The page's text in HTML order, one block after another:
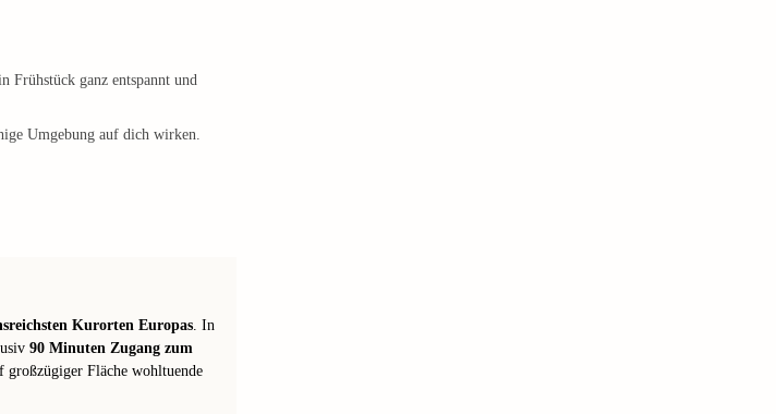
Frühstück ganz entspannt und
Umgebung auf dich wirken.
Kurorten Europas . In
90 Minuten Zugang zum
großzügiger Fläche wohltuende